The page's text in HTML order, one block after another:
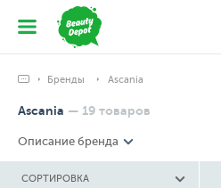
Бренды Ascania
Ascania — 19 товаров
Описание бренда
СОРТИРОВКА